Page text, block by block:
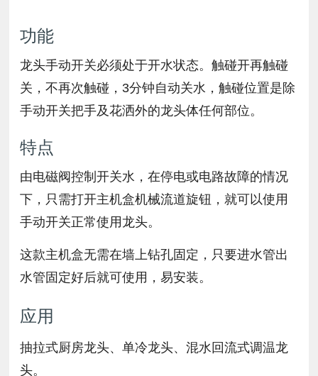
功能
龙头手动开关必须处于开水状态。触碰开再触碰
关，不再次触碰，3分钟自动关水，触碰位置是除
手动开关把手及花洒外的龙头体任何部位。
特点
由电磁阀控制开关水，在停电或电路故障的情况
下，只需打开主机盒机械流道旋钮，就可以使用
手动开关正常使用龙头。
这款主机盒无需在墙上钻孔固定，只要进水管出
水管固定好后就可使用，易安装。
应用
抽拉式厨房龙头、单冷龙头、混水回流式调温龙
头。